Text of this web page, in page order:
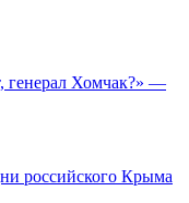
генерал Хомчак?» —
российского Крыма